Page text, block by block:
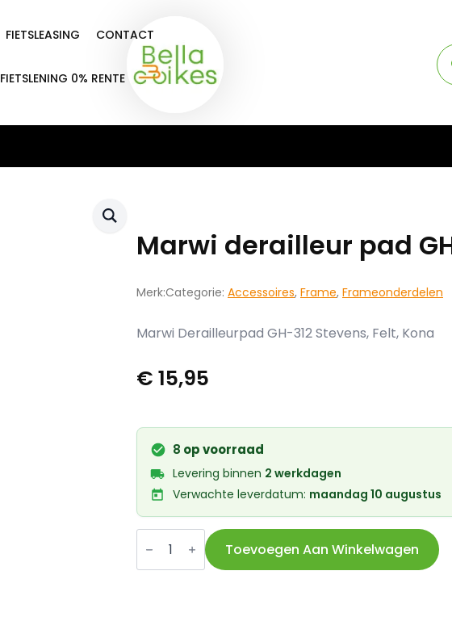
FIETSLEASING CONTACT
FIETSLENING 0% RENTE
Marwi derailleur pad
Merk:Categorie: Accessoires, Frame, Frameonderdelen
Marwi Derailleurpad GH-312 Stevens, Felt, Kona
€ 15,95
8 op voorraad
Levering binnen 2 werkdagen
Verwachte leverdatum: maandag 10 augustus
Marwi
derailleur
GH-
Toevoegen Aan Winkelwagen